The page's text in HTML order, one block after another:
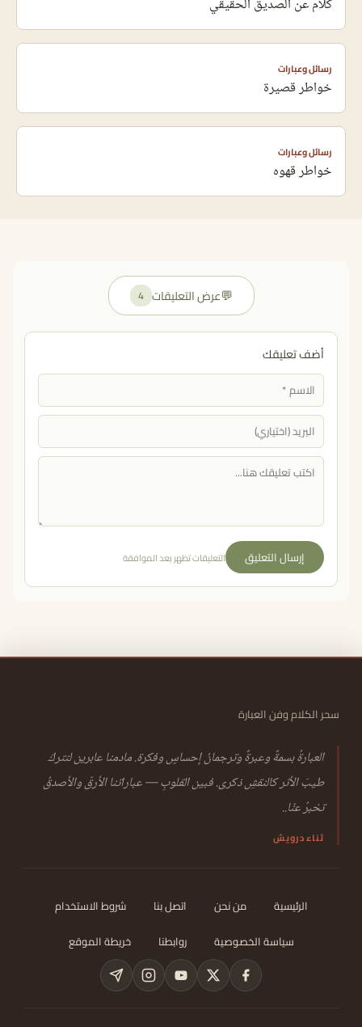
كلام عن الصديق الحقيقي
رسائل وعبارات
خواطر قصيرة
رسائل وعبارات
خواطر قهوه
💬عرض التعليقات 4
أضف تعليقك
إرسال التعليق التعليقات تظهر بعد الموافقة
سحر الكلام وفن العبارة
العبارةُ بسمةٌ وعبرةٌ وترجمانُ إحساسٍ وفكرة. مادمنا عابرين لنتركَ
طيبَ الأثر كالنقشِ ذكرى. فبين القلوبِ — عباراتنا الأرقّ والأصدقُ
تخبرُ عنّا..
ثناء درويش
الرئيسية من نحن اتصل بنا
شروط الاستخدام
سياسة الخصوصية
روابطنا خريطة الموقع